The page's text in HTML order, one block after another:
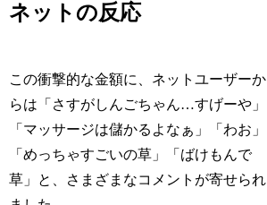
ネットの反応
この衝撃的な金額に、ネットユーザーか
らは「さすがしんごちゃん…すげーや」
「マッサージは儲かるよなぁ」「わお」
「めっちゃすごいの草」「ばけもんで
草」と、さまざまなコメントが寄せられ